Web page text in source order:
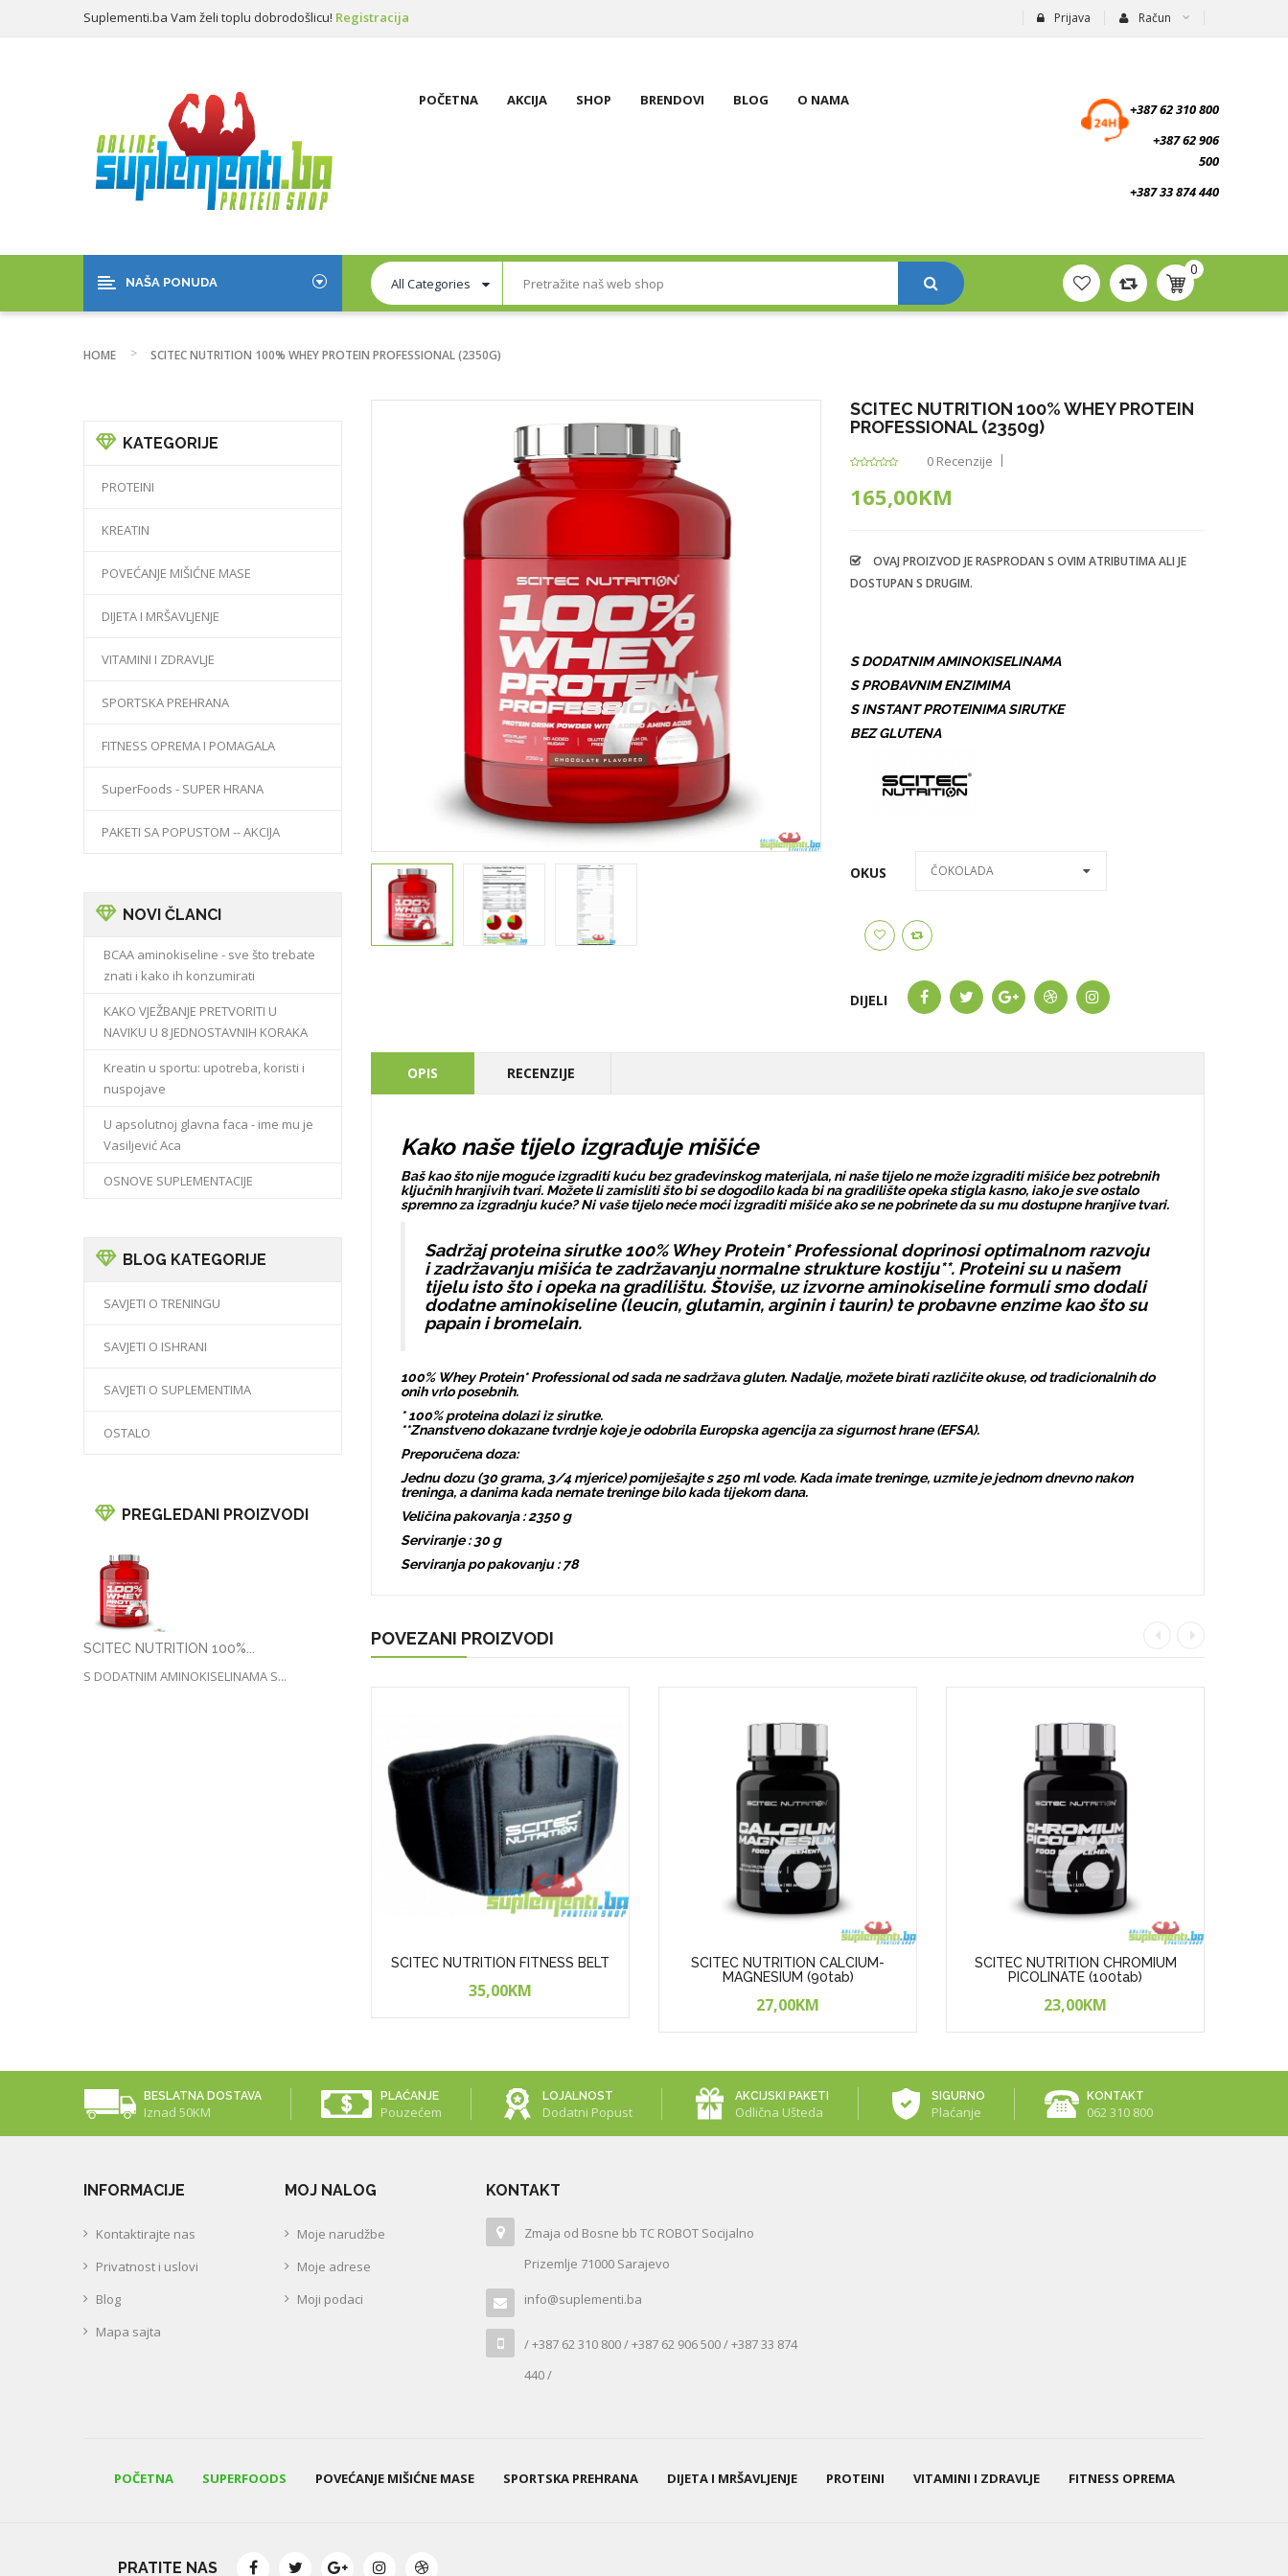
Suplementi.ba Vam želi toplu dobrodošlicu! Registracija
Prijava Račun
POČETNA AKCIJA SHOP BRENDOVI BLOG O NAMA
+387 62 310 800
+387 62 906
500
+387 33 874 440
NAŠA PONUDA
0
HOME SCITEC NUTRITION 100% WHEY PROTEIN PROFESSIONAL (2350G)
KATEGORIJE
PROTEINI
KREATIN
POVEĆANJE MIŠIĆNE MASE
DIJETA I MRŠAVLJENJE
VITAMINI I ZDRAVLJE
SPORTSKA PREHRANA
FITNESS OPREMA I POMAGALA
SuperFoods - SUPER HRANA
PAKETI SA POPUSTOM -- AKCIJA
NOVI ČLANCI
BCAA aminokiseline - sve što trebate
znati i kako ih konzumirati
KAKO VJEŽBANJE PRETVORITI U
NAVIKU U 8 JEDNOSTAVNIH KORAKA
Kreatin u sportu: upotreba, koristi i
nuspojave
U apsolutnoj glavna faca - ime mu je
Vasiljević Aca
OSNOVE SUPLEMENTACIJE
BLOG KATEGORIJE
SAVJETI O TRENINGU
SAVJETI O ISHRANI
SAVJETI O SUPLEMENTIMA
OSTALO
PREGLEDANI PROIZVODI
SCITEC NUTRITION 100%...
S DODATNIM AMINOKISELINAMA S...
SCITEC NUTRITION 100% WHEY PROTEIN
PROFESSIONAL (2350g)
0 Recenzije
165,00KM
OVAJ PROIZVOD JE RASPRODAN S OVIM ATRIBUTIMA ALI JE
DOSTUPAN S DRUGIM.
S DODATNIM AMINOKISELINAMA
S PROBAVNIM ENZIMIMA
S INSTANT PROTEINIMA SIRUTKE
BEZ GLUTENA
OKUS ČOKOLADA
DIJELI
OPIS RECENZIJE
Kako naše tijelo izgrađuje mišiće
Baš kao što nije moguće izgraditi kuću bez građevinskog materijala, ni naše tijelo ne može izgraditi mišiće bez potrebnih
ključnih hranjivih tvari. Možete li zamisliti što bi se dogodilo kada bi na gradilište opeka stigla kasno, iako je sve ostalo
spremno za izgradnju kuće? Ni vaše tijelo neće moći izgraditi mišiće ako se ne pobrinete da su mu dostupne hranjive tvari.
Sadržaj proteina sirutke 100% Whey Protein* Professional doprinosi optimalnom razvoju
i zadržavanju mišića te zadržavanju normalne strukture kostiju**. Proteini su u našem
tijelu isto što i opeka na gradilištu. Štoviše, uz izvorne aminokiseline formuli smo dodali
dodatne aminokiseline (leucin, glutamin, arginin i taurin) te probavne enzime kao što su
papain i bromelain.
100% Whey Protein* Professional od sada ne sadržava gluten. Nadalje, možete birati različite okuse, od tradicionalnih do
onih vrlo posebnih.
* 100% proteina dolazi iz sirutke.
**Znanstveno dokazane tvrdnje koje je odobrila Europska agencija za sigurnost hrane (EFSA).
Preporučena doza:
Jednu dozu (30 grama, 3/4 mjerice) pomiješajte s 250 ml vode. Kada imate treninge, uzmite je jednom dnevno nakon
treninga, a danima kada nemate treninge bilo kada tijekom dana.
Veličina pakovanja : 2350 g
Serviranje : 30 g
Serviranja po pakovanju : 78
POVEZANI PROIZVODI
SCITEC NUTRITION FITNESS BELT
35,00KM
SCITEC NUTRITION CALCIUM-
MAGNESIUM (90tab)
27,00KM
SCITEC NUTRITION CHROMIUM
PICOLINATE (100tab)
23,00KM
BESLATNA DOSTAVA
Iznad 50KM
PLAĆANJE
Pouzećem
LOJALNOST
Dodatni Popust
AKCIJSKI PAKETI
Odlična Ušteda
SIGURNO
Plaćanje
KONTAKT
062 310 800
INFORMACIJE
Kontaktirajte nas
Privatnost i uslovi
Blog
Mapa sajta
MOJ NALOG
Moje narudžbe
Moje adrese
Moji podaci
KONTAKT
Zmaja od Bosne bb TC ROBOT Socijalno
Prizemlje 71000 Sarajevo
info@suplementi.ba
/ +387 62 310 800 / +387 62 906 500 / +387 33 874
440 /
POČETNA SUPERFOODS POVEĆANJE MIŠIĆNE MASE SPORTSKA PREHRANA DIJETA I MRŠAVLJENJE PROTEINI VITAMINI I ZDRAVLJE FITNESS OPREMA
PRATITE NAS